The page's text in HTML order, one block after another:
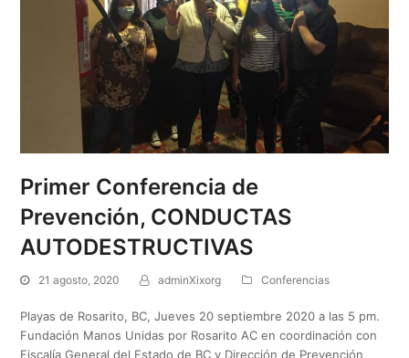
Primer Conferencia de
Prevención, CONDUCTAS
AUTODESTRUCTIVAS
21 agosto, 2020 adminXixorg Conferencias
Playas de Rosarito, BC, Jueves 20 septiembre 2020 a las 5 pm.
Fundación Manos Unidas por Rosarito AC en coordinación con
Fiscalía General del Estado de BC y Dirección de Prevención